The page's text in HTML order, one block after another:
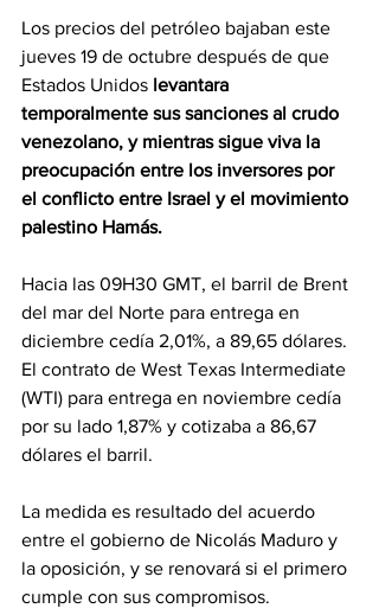
Los precios del petróleo bajaban este
jueves 19 de octubre después de que
Estados Unidos levantara
temporalmente sus sanciones al crudo
venezolano, y mientras sigue viva la
preocupación entre los inversores por
el conflicto entre Israel y el movimiento
palestino Hamás.
Hacia las 09H30 GMT, el barril de Brent
del mar del Norte para entrega en
diciembre cedía 2,01%, a 89,65 dólares.
El contrato de West Texas Intermediate
(WTI) para entrega en noviembre cedía
por su lado 1,87% y cotizaba a 86,67
dólares el barril.
La medida es resultado del acuerdo
entre el gobierno de Nicolás Maduro y
la oposición, y se renovará si el primero
cumple con sus compromisos.